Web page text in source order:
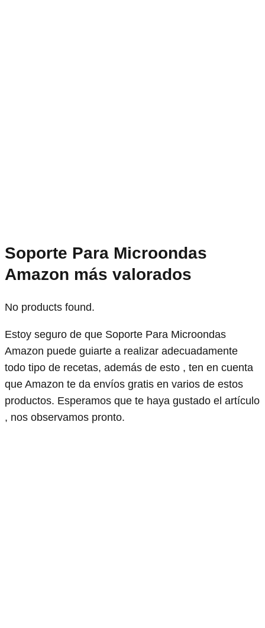
Soporte Para Microondas
Amazon más valorados
No products found.
Estoy seguro de que Soporte Para Microondas
Amazon puede guiarte a realizar adecuadamente
todo tipo de recetas, además de esto , ten en cuenta
que Amazon te da envíos gratis en varios de estos
productos. Esperamos que te haya gustado el artículo
, nos observamos pronto.